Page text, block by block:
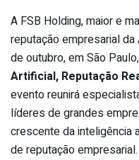
A FSB Holding, maior e
reputação empresarial da
de outubro, em São
Artificial, Reputação
evento reunirá
líderes de grandes
crescente da inteligência
de reputação empresarial.